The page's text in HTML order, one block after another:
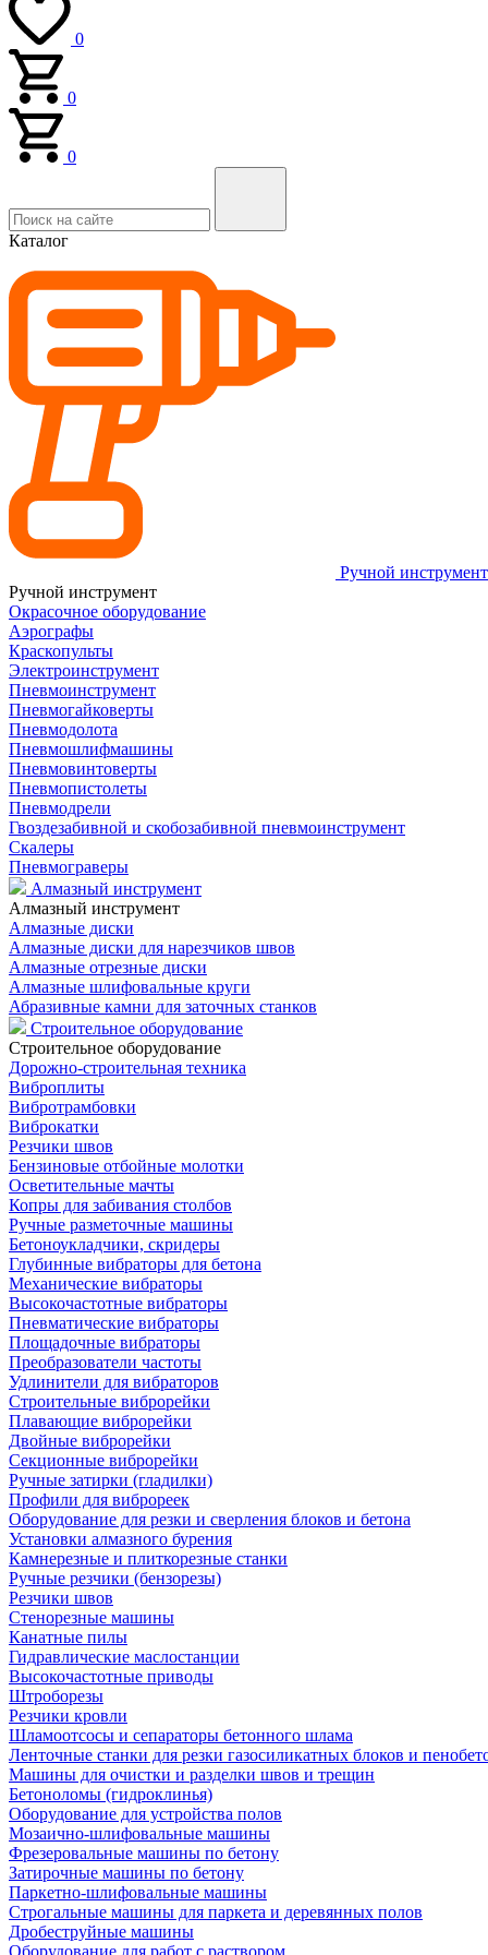
0
0
0
Каталог
Ручной инструмент
Ручной инструмент
Окрасочное оборудование
Аэрографы
Краскопульты
Электроинструмент
Пневмоинструмент
Пневмогайковерты
Пневмодолота
Пневмошлифмашины
Пневмовинтоверты
Пневмопистолеты
Пневмодрели
Гвоздезабивной и скобозабивной пневмоинструмент
Скалеры
Пневмограверы
Алмазный инструмент
Алмазный инструмент
Алмазные диски
Алмазные диски для нарезчиков швов
Алмазные отрезные диски
Алмазные шлифовальные круги
Абразивные камни для заточных станков
Строительное оборудование
Строительное оборудование
Дорожно-строительная техника
Виброплиты
Вибротрамбовки
Виброкатки
Резчики швов
Бензиновые отбойные молотки
Осветительные мачты
Копры для забивания столбов
Ручные разметочные машины
Бетоноукладчики, скридеры
Глубинные вибраторы для бетона
Механические вибраторы
Высокочастотные вибраторы
Пневматические вибраторы
Площадочные вибраторы
Преобразователи частоты
Удлинители для вибраторов
Строительные виброрейки
Плавающие виброрейки
Двойные виброрейки
Секционные виброрейки
Ручные затирки (гладилки)
Профили для виброреек
Оборудование для резки и сверления блоков и бетона
Установки алмазного бурения
Камнерезные и плиткорезные станки
Ручные резчики (бензорезы)
Резчики швов
Стенорезные машины
Канатные пилы
Гидравлические маслостанции
Высокочастотные приводы
Штроборезы
Резчики кровли
Шламоотсосы и сепараторы бетонного шлама
Ленточные станки для резки газосиликатных блоков и
Машины для очистки и разделки швов и трещин
Бетоноломы (гидроклинья)
Оборудование для устройства полов
Мозаично-шлифовальные машины
Фрезеровальные машины по бетону
Затирочные машины по бетону
Паркетно-шлифовальные машины
Строгальные машины для паркета и деревянных полов
Дробеструйные машины
Оборудование для работ с раствором